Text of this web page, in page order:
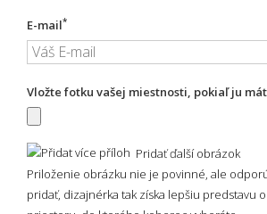
E-mail*
Vložte fotku vašej miestnosti, pokiaľ ju
Pridať ďalší obrázok
Priloženie obrázku nie je povinné, ale
pridať, dizajnérka tak získa lepšiu predstavu